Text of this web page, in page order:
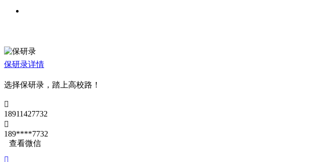
保研录详情
选择保研录，踏上高校路！

18911427732

189****7732
查看微信
